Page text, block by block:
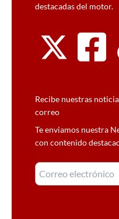
destacadas del motor.
Recibe nuestras
correo
Te enviamos nuestra
con contenido